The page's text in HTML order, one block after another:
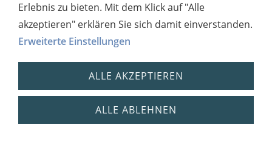
Impressum Datenschutz
Erlebnis zu bieten. Mit dem Klick auf "Alle
akzeptieren" erklären Sie sich damit einverstanden.
Erweiterte Einstellungen
ALLE AKZEPTIEREN
ALLE ABLEHNEN